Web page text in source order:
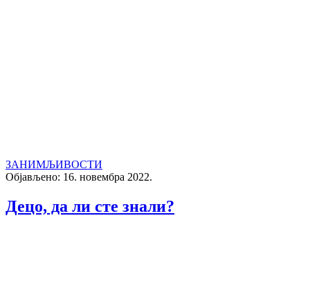
ЗАНИМЉИВОСТИ
Објављено: 16. новембра 2022.
Децо, да ли сте знали?